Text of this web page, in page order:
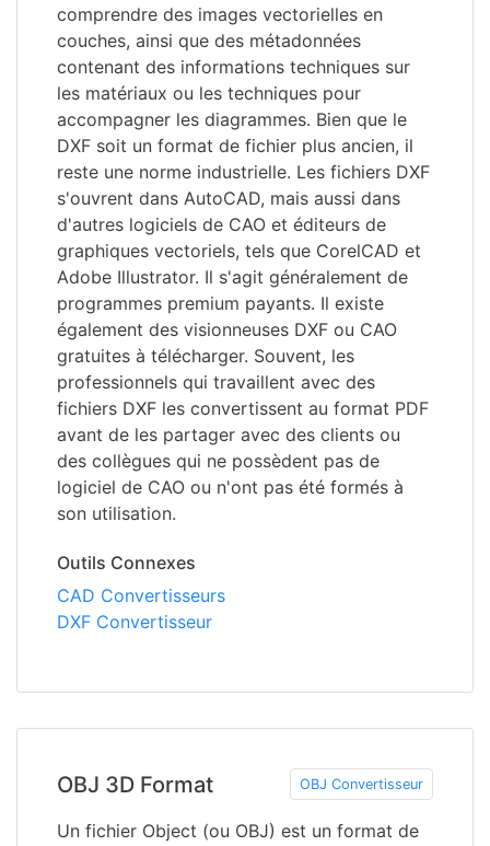
comprendre des images vectorielles en
couches, ainsi que des métadonnées
contenant des informations techniques sur
les matériaux ou les techniques pour
accompagner les diagrammes. Bien que le
DXF soit un format de fichier plus ancien, il
reste une norme industrielle. Les fichiers DXF
s'ouvrent dans AutoCAD, mais aussi dans
d'autres logiciels de CAO et éditeurs de
graphiques vectoriels, tels que CorelCAD et
Adobe Illustrator. Il s'agit généralement de
programmes premium payants. Il existe
également des visionneuses DXF ou CAO
gratuites à télécharger. Souvent, les
professionnels qui travaillent avec des
fichiers DXF les convertissent au format PDF
avant de les partager avec des clients ou
des collègues qui ne possèdent pas de
logiciel de CAO ou n'ont pas été formés à
son utilisation.
Outils Connexes
CAD Convertisseurs
DXF Convertisseur
OBJ 3D Format OBJ Convertisseur
Un fichier Object (ou OBJ) est un format de